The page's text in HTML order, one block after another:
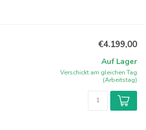
€4.199,00
Auf Lager
Verschickt am gleichen Tag
(Arbeitstag)